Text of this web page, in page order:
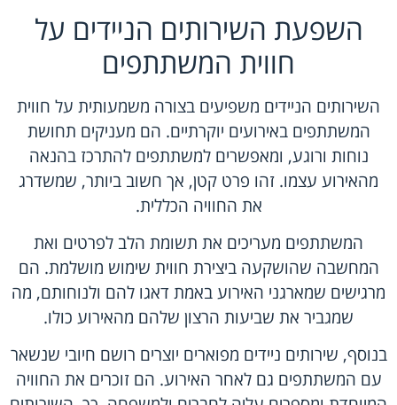
השפעת השירותים הניידים על
חווית המשתתפים
השירותים הניידים משפיעים בצורה משמעותית על חווית
המשתתפים באירועים יוקרתיים. הם מעניקים תחושת
נוחות ורוגע, ומאפשרים למשתתפים להתרכז בהנאה
מהאירוע עצמו. זהו פרט קטן, אך חשוב ביותר, שמשדרג
את החוויה הכללית.
המשתתפים מעריכים את תשומת הלב לפרטים ואת
המחשבה שהושקעה ביצירת חווית שימוש מושלמת. הם
מרגישים שמארגני האירוע באמת דאגו להם ולנוחותם, מה
שמגביר את שביעות הרצון שלהם מהאירוע כולו.
בנוסף, שירותים ניידים מפוארים יוצרים רושם חיובי שנשאר
עם המשתתפים גם לאחר האירוע. הם זוכרים את החוויה